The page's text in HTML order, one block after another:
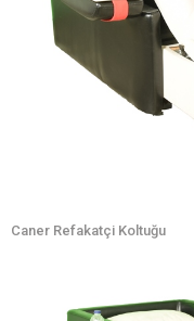
Caner Refakatçi Koltuğu